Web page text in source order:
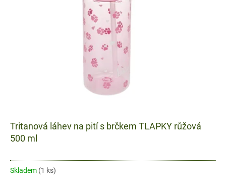
Tritanová láhev na pití s brčkem TLAPKY růžová
500 ml
Skladem (1 ks)